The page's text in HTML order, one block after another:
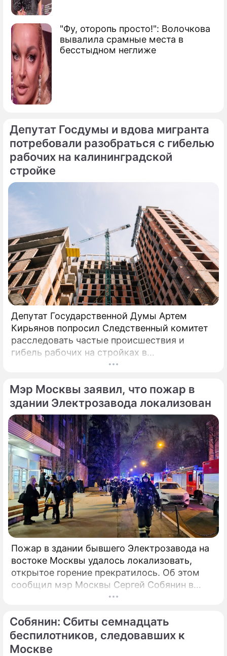
"Фу, оторопь просто!": Волочкова
вывалила срамные места в
бесстыдном неглиже
Депутат Госдумы и вдова мигранта
потребовали разобраться с гибелью
рабочих на калининградской
стройке
Депутат Государственной Думы Артем
Кирьянов попросил Следственный комитет
расследовать частые происшествия и
гибель рабочих на стройках в
Калининградской области.
распоряжении редакции) депутат направил
6 февраля 2025 года председателю СК РФ
Александру Бастрыкину. В письме Кирьянов
отмечает, что число несчастных случаев в
регионе продолжает расти.
Мэр Москвы заявил, что пожар в
здании Электрозавода локализован
Пожар в здании бывшего Электрозавода на
востоке Москвы удалось локализовать,
открытое горение прекратилось. Об этом
сообщил мэр Москвы Сергей Собянин в
своем Telegram-канале. По его словам, в
предпринимаются все меры по ликвидации
пожара.
Собянин: Сбиты семнадцать
беспилотников, следовавших к
Москве